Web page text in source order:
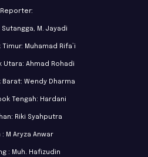
Reporter:
Sutangga, M. Jayadi
Muhamad Rifa’i
Utara: Ahmad Rohadi
Barat: Wendy Dharma
Tengah: Hardani
Riki Syahputra
: M Aryza Anwar
: Muh. Hafizudin